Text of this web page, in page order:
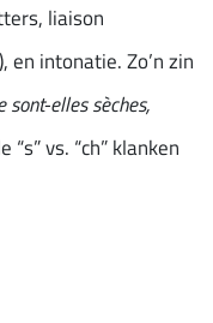
liaison
intonatie. Zo’n zin
sont-elles sèches,
vs. “ch” klanken